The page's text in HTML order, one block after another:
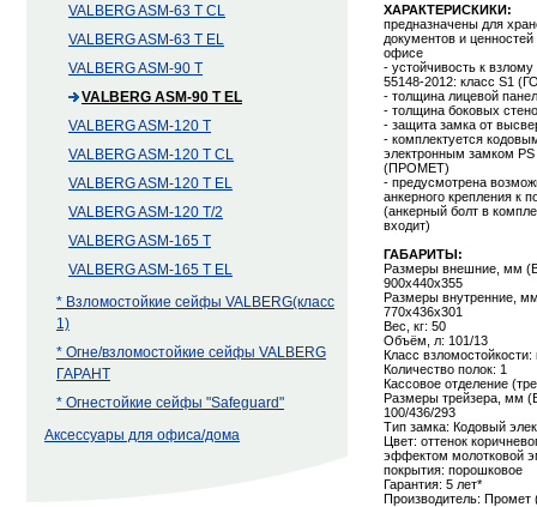
VALBERG ASM-63 T CL
VALBERG ASM-63 T EL
VALBERG ASM-90 T
VALBERG ASM-90 T EL
VALBERG ASM-120 T
VALBERG ASM-120 T CL
VALBERG ASM-120 T EL
VALBERG ASM-120 T/2
VALBERG ASM-165 T
VALBERG ASM-165 T EL
* Взломостойкие сейфы VALBERG(класс
1)
* Огне/взломостойкие сейфы VALBERG
ГАРАНТ
* Огнестойкие сейфы "Safeguard"
Аксессуары для офиса/дома
ХАРАКТЕРИСКИКИ:
предназначены для
документов и
офисе
- устойчивость к
55148-2012: класс S1
- толщина лицевой
- толщина боковых
- защита замка от
- комплектуется
электронным замком
(ПРОМЕТ)
- предусмотрена
анкерного крепления к
(анкерный болт в
входит)
ГАБАРИТЫ:
Размеры внешние, мм
900x440x355
Размеры внутренние,
770x436x301
Вес, кг: 50
Объём, л: 101/13
Класс взломостойкости:
Количество полок: 1
Кассовое отделение
Размеры трейзера, мм
100/436/293
Тип замка: Кодовый
Цвет: оттенок
эффектом молотковой
покрытия: порошковое
Гарантия: 5 лет*
Производитель: Промет